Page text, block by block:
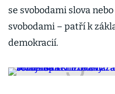
se svobodami slova
svobodami – patří k
demokracií.